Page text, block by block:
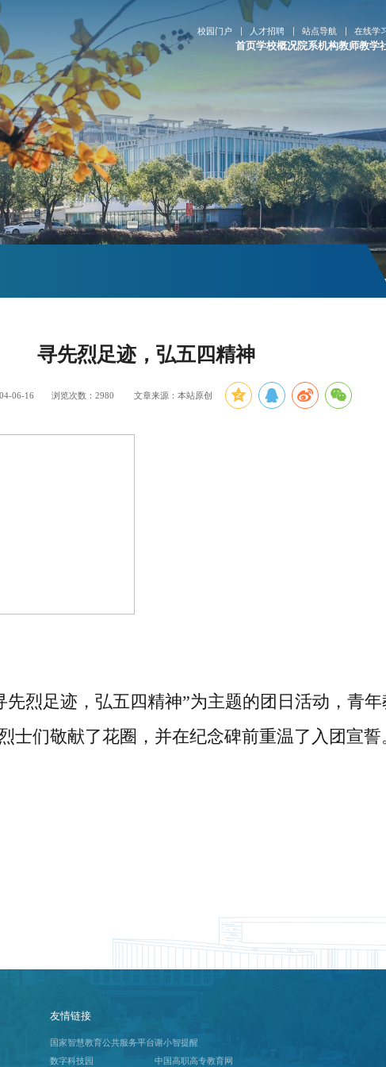
校园门户 人才招聘 站点导航 在线学
首页学校概况院系机构教师教学
寻先烈足迹，弘五四精神
06-16 浏览次数： 2980 文章来源：本站原创
烈足迹，弘五四精神”为主题的团日活动，青年
士们敬献了花圈，并在纪念碑前重温了入团宣
友情链接
国家智慧教育公共服务平台
数字科技园
谢小智提醒
中国高职高专教育网